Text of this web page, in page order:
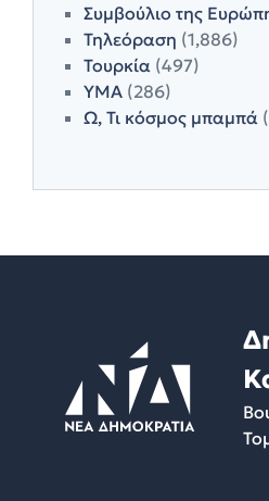
Συμβούλιο της
Τηλεόραση (1,886)
Τουρκία (497)
ΥΜΑ (286)
Ω, Τι κόσμος μπαμπά